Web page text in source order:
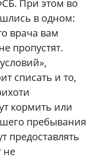
При этом во
в одном:
врача вам
пропустят.
списать и то,
кормить или
пребывания
предоставлять
не